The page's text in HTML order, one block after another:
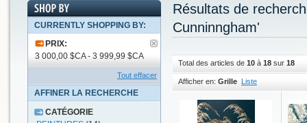
Résultats de
Cunninngham'
Total des articles de 10 à 18 sur 18
Afficher en: Grille Liste
CURRENTLY SHOPPING BY:
PRIX:
3 000,00 $CA - 3 999,99 $CA
Tout effacer
AFFINER LA RECHERCHE
CATÉGORIE